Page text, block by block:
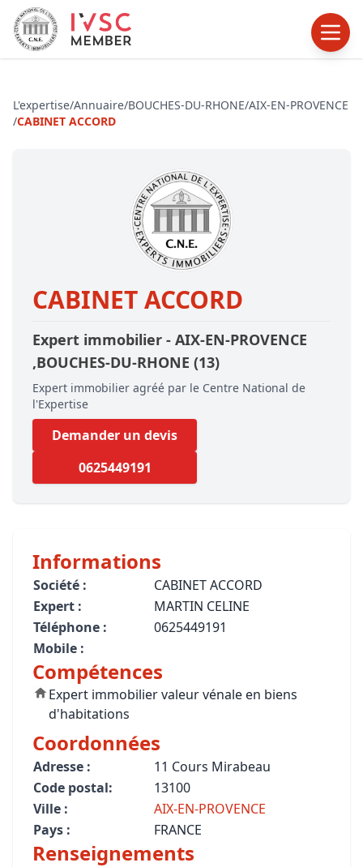
L'expertise/Annuaire/BOUCHES-DU-RHONE/AIX-EN-PROVENCE
/CABINET ACCORD
CABINET ACCORD
Expert immobilier - AIX-EN-PROVENCE
,BOUCHES-DU-RHONE (13)
Expert immobilier agréé par le Centre National de
l'Expertise
Demander un devis
0625449191
Informations
Société :
CABINET ACCORD
Expert :
MARTIN CELINE
Téléphone :
0625449191
Mobile :
Compétences
Expert immobilier valeur vénale en biens
d'habitations
Coordonnées
Adresse :
11 Cours Mirabeau
Code postal:
13100
Ville :
AIX-EN-PROVENCE
Pays :
FRANCE
Renseignements